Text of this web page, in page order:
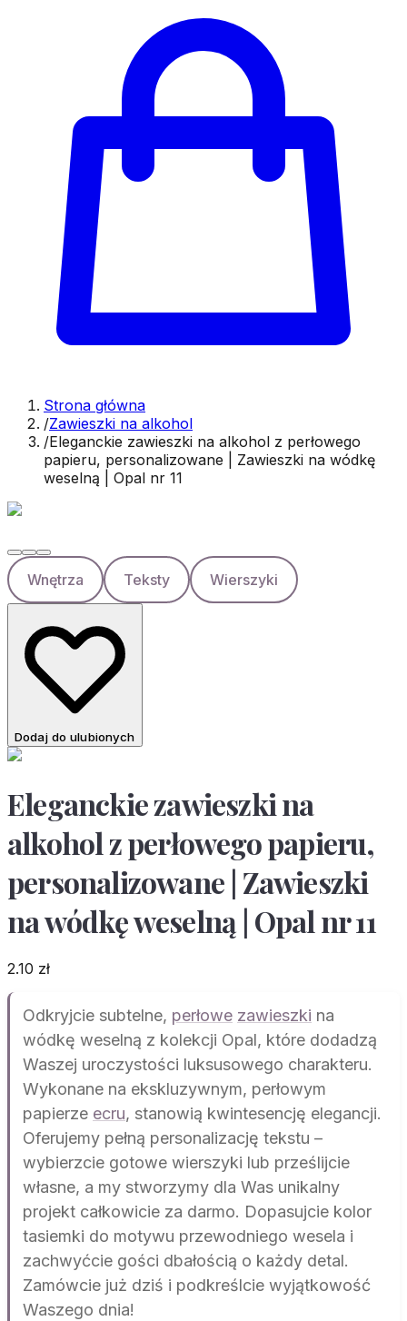
Strona główna
/Zawieszki na alkohol
/Eleganckie zawieszki na alkohol z perłowego
papieru, personalizowane | Zawieszki na wódkę
weselną | Opal nr 11
Wnętrza Teksty Wierszyki
Dodaj do ulubionych
Eleganckie zawieszki na
alkohol z perłowego papieru,
personalizowane | Zawieszki
na wódkę weselną | Opal nr 11
2.10 zł
Odkryjcie subtelne, perłowe zawieszki na
wódkę weselną z kolekcji Opal, które dodadzą
Waszej uroczystości luksusowego charakteru.
Wykonane na ekskluzywnym, perłowym
papierze ecru, stanowią kwintesencję elegancji.
Oferujemy pełną personalizację tekstu –
wybierzcie gotowe wierszyki lub prześlijcie
własne, a my stworzymy dla Was unikalny
projekt całkowicie za darmo. Dopasujcie kolor
tasiemki do motywu przewodniego wesela i
zachwyćcie gości dbałością o każdy detal.
Zamówcie już dziś i podkreślcie wyjątkowość
Waszego dnia!